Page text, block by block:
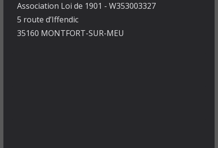
Association Loi de 1901 - W353003327
5 route d’Iffendic
35160 MONTFORT-SUR-MEU